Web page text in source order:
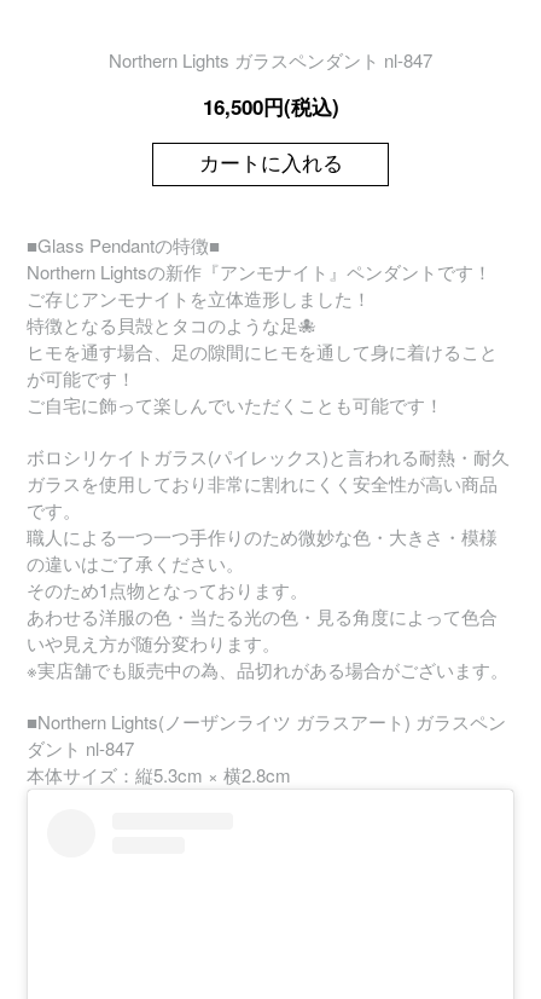
Northern Lights ガラスペンダント nl-847
16,500円(税込)
カートに入れる
■Glass Pendantの特徴■
Northern Lightsの新作『アンモナイト』ペンダントです！
ご存じアンモナイトを立体造形しました！
特徴となる貝殻とタコのような足🐙
ヒモを通す場合、足の隙間にヒモを通して身に着けること
が可能です！
ご自宅に飾って楽しんでいただくことも可能です！
ボロシリケイトガラス(パイレックス)と言われる耐熱・耐久
ガラスを使用しており非常に割れにくく安全性が高い商品
です。
職人による一つ一つ手作りのため微妙な色・大きさ・模様
の違いはご了承ください。
そのため1点物となっております。
あわせる洋服の色・当たる光の色・見る角度によって色合
いや見え方が随分変わります。
※実店舗でも販売中の為、品切れがある場合がございます。
■Northern Lights(ノーザンライツ ガラスアート) ガラスペン
ダント nl-847
本体サイズ：縦5.3cm × 横2.8cm